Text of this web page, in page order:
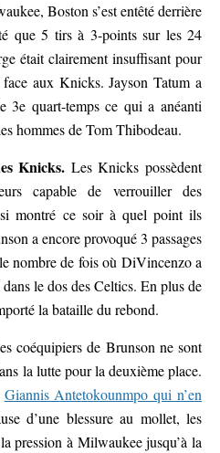
Boston s’est entêté derrière
que 5 tirs à 3-points sur les 24
était clairement insuffisant pour
face aux Knicks. Jayson Tatum a
3e quart-temps ce qui a anéanti
hommes de Tom Thibodeau.
Knicks. Les Knicks possèdent
capable de verrouiller des
montré ce soir à quel point ils
a encore provoqué 3 passages
nombre de fois où DiVincenzo a
le dos des Celtics. En plus de
la bataille du rebond.
coéquipiers de Brunson ne sont
la lutte pour la deuxième place.
Giannis Antetokounmpo qui n’en
d’une blessure au mollet, les
pression à Milwaukee jusqu’à la